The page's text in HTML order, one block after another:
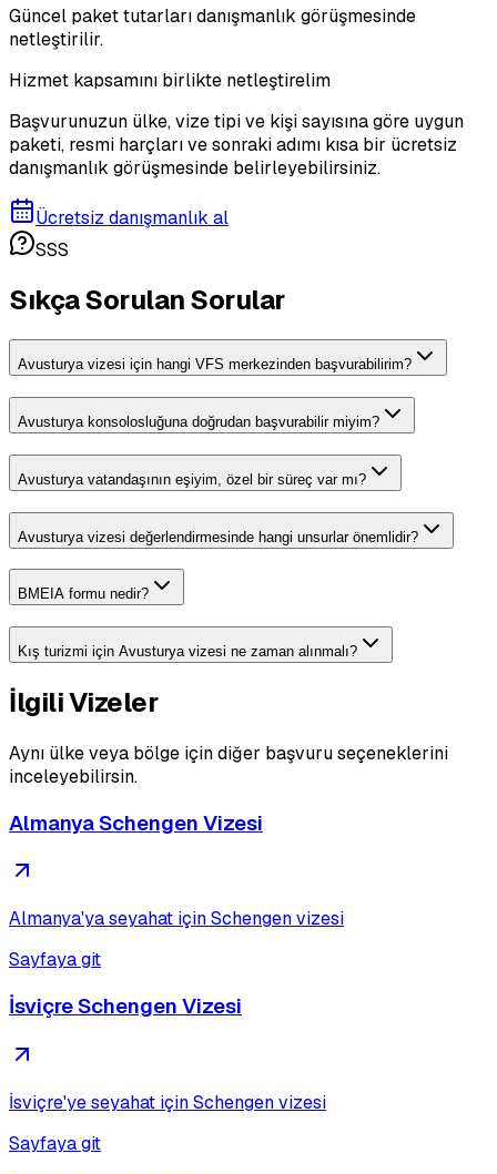
Güncel paket tutarları danışmanlık görüşmesinde
netleştirilir.
Hizmet kapsamını birlikte netleştirelim
Başvurunuzun ülke, vize tipi ve kişi sayısına göre uygun
paketi, resmi harçları ve sonraki adımı kısa bir ücretsiz
danışmanlık görüşmesinde belirleyebilirsiniz.
Ücretsiz danışmanlık al
SSS
Sıkça Sorulan Sorular
Avusturya vizesi için hangi VFS merkezinden başvurabilirim?
Avusturya konsolosluğuna doğrudan başvurabilir miyim?
Avusturya vatandaşının eşiyim, özel bir süreç var mı?
Avusturya vizesi değerlendirmesinde hangi unsurlar önemlidir?
BMEIA formu nedir?
Kış turizmi için Avusturya vizesi ne zaman alınmalı?
İlgili Vizeler
Aynı ülke veya bölge için diğer başvuru seçeneklerini
inceleyebilirsin.
Almanya Schengen Vizesi
Almanya'ya seyahat için Schengen vizesi
Sayfaya git
İsviçre Schengen Vizesi
İsviçre'ye seyahat için Schengen vizesi
Sayfaya git